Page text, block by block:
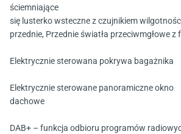
ściemniające
się lusterko wsteczne z czujnikiem
przednie, Przednie światła przeciwmgłowe z
Elektrycznie sterowana pokrywa bagażnika
Elektrycznie sterowane panoramiczne okno
dachowe
DAB+ – funkcja odbioru programów